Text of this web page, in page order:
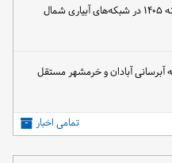
آغاز عقد قرارداد آب زراعی کشت‌های تابستانه ۱۴۰۵ در شبکه‌های آبیاری شمال
آبادان و خرمشهر مستقل
تمامی اخبار